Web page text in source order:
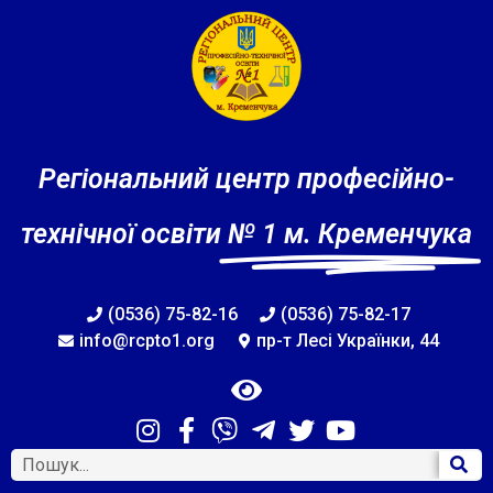
Регіональний центр професійно-
технічної освіти № 1 м. Кременчука
(0536) 75-82-16
(0536) 75-82-17
info@rcpto1.org
пр-т Лесі Українки, 44